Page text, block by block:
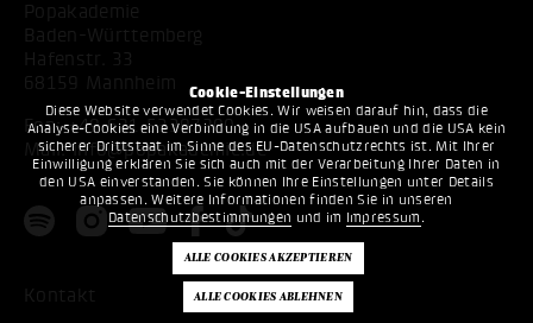
Cookie-Einstellungen
Diese Website verwendet Cookies. Wir weisen darauf hin, dass die
Analyse-Cookies eine Verbindung in die USA aufbauen und die USA kein
sicherer Drittstaat im Sinne des EU-Datenschutzrechts ist. Mit Ihrer
Einwilligung erklären Sie sich auch mit der Verarbeitung Ihrer Daten in
den USA einverstanden. Sie können Ihre Einstellungen unter Details
anpassen. Weitere Informationen finden Sie in unseren
Datenschutzbestimmungen und im Impressum .
Popakademie
Baden-Württemberg
Hafenstr. 33
68159 Mannheim
Fon:+49 621 53397200
Mail:info@popakademie.de
Kontakt